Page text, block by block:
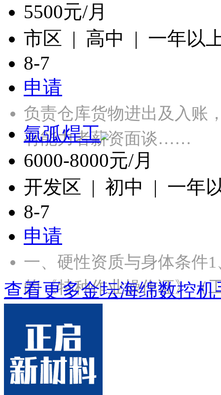
5500元/月
市区 | 高中 | 一年以
8-7
申请
负责仓库货物进出及入账
有能力者薪资面谈……
氩弧焊工
6000-8000元/月
开发区 | 初中 | 一年
8-7
申请
一、硬性资质与身体条件
的《特种作业操作证》
查看更多金坛海绵数控